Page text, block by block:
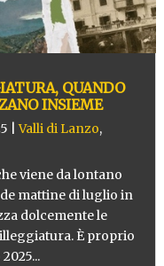
QUANDO
INSIEME
|Valli di Lanzo,
viene da lontano
mattine di luglio in
dolcemente le
È proprio